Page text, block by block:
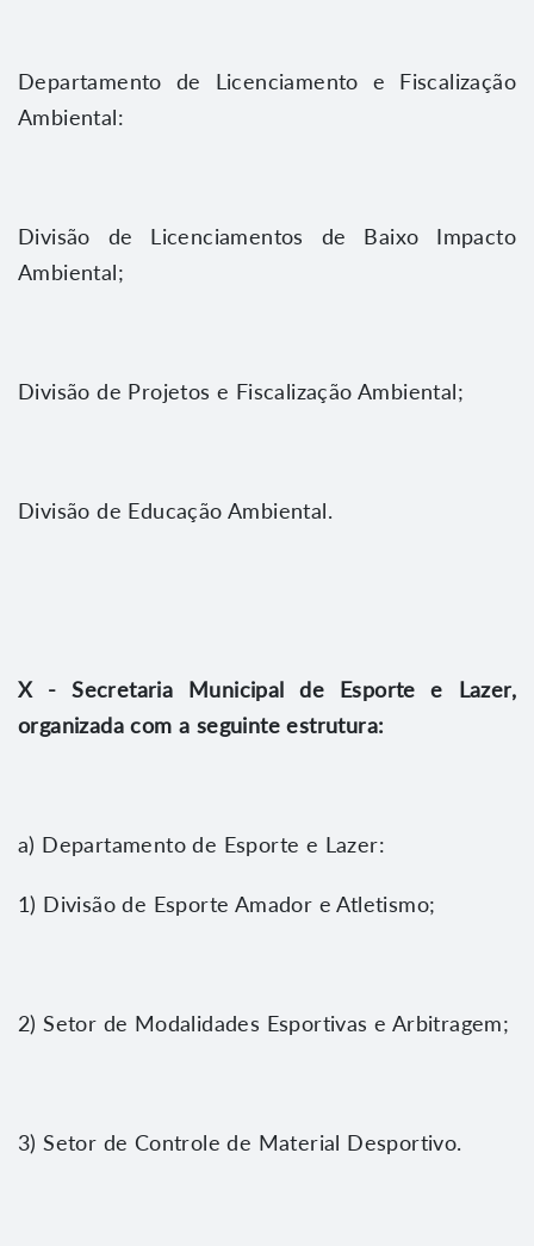
Departamento de Licenciamento e Fiscalização
Ambiental:
Divisão de Licenciamentos de Baixo Impacto
Ambiental;
Divisão de Projetos e Fiscalização Ambiental;
Divisão de Educação Ambiental.
X - Secretaria Municipal de Esporte e Lazer,
organizada com a seguinte estrutura:
a) Departamento de Esporte e Lazer:
1) Divisão de Esporte Amador e Atletismo;
2) Setor de Modalidades Esportivas e Arbitragem;
3) Setor de Controle de Material Desportivo.